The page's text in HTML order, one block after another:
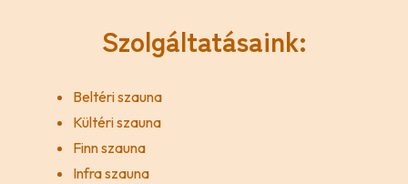
Szolgáltatásaink:
Beltéri szauna
Kültéri szauna
Finn szauna
Infra szauna